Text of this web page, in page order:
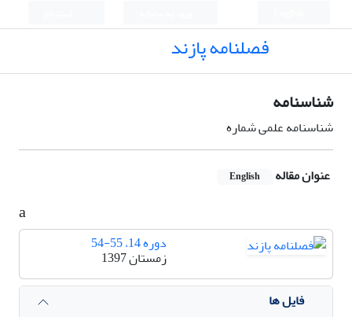
فصلنامه پازند
شناسنامه
شناسنامه علمی شماره
عنوان مقاله English
a
دوره 14، 55-54
زمستان 1397
فایل ها